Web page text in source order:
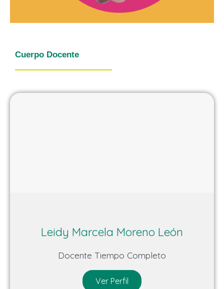
Cuerpo Docente
Leidy Marcela Moreno León
Docente Tiempo Completo
Ver Perfil